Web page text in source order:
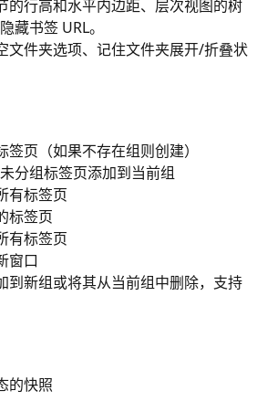
的行高和水平内边距、层次视图的树
藏书签 URL。
文件夹选项、记住文件夹展开/折叠状
页（如果不存在组则创建）
分组标签页添加到当前组
有标签页
标签页
有标签页
窗口
到新组或将其从当前组中删除，支持
的快照